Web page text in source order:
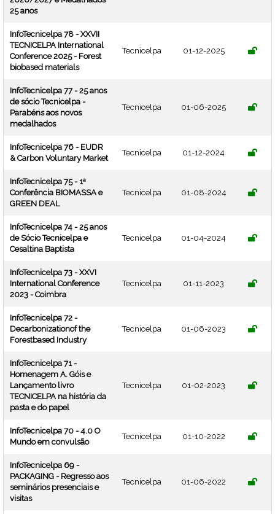
25 anos
InfoTecnicelpa 78 - XXVII
TECNICELPA International
Conference 2025 - Forest
biobased materials
Tecnicelpa 01-12-2025
InfoTecnicelpa 77 - 25 anos
de sócio Tecnicelpa -
Parabéns aos novos
medalhados
Tecnicelpa 01-06-2025
InfoTecnicelpa 76 - EUDR
& Carbon Voluntary Market
Tecnicelpa 01-12-2024
InfoTecnicelpa 75 - 1ª
Conferência BIOMASSA e
GREEN DEAL
Tecnicelpa 01-08-2024
InfoTecnicelpa 74 - 25 anos
de Sócio Tecnicelpa e
Cesaltina Baptista
Tecnicelpa 01-04-2024
InfoTecnicelpa 73 - XXVI
International Conference
2023 - Coimbra
Tecnicelpa 01-11-2023
InfoTecnicelpa 72 -
Decarbonizationof the
Forestbased Industry
Tecnicelpa 01-06-2023
InfoTecnicelpa 71 -
Homenagem A. Góis e
Lançamento livro
TECNICELPA na história da
pasta e do papel
Tecnicelpa 01-02-2023
InfoTecnicelpa 70 - 4.0 O
Mundo em convulsão
Tecnicelpa 01-10-2022
InfoTecnicelpa 69 -
PACKAGING - Regresso aos
seminários presenciais e
visitas
Tecnicelpa 01-06-2022